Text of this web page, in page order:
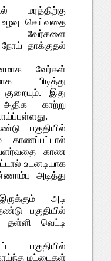
மரத்திற்கு
செய்வதை
வேர்களை
தாக்குதல்
வேர்கள்
பிடித்து
இது
காற்று
பகுதியில்
காணப்பட்டால்
காண
உடனடியாக
அடித்து
அடி
பகுதியில்
வெட்டி
மட்டைகள்